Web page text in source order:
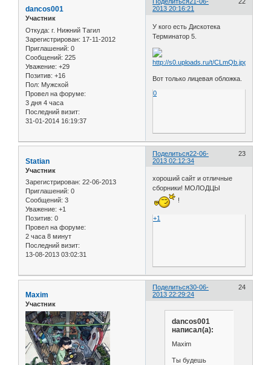
Поделиться 22
21-06-
2013 20:16:21
dancos001
Участник
Откуда: г. Нижний Тагил
Зарегистрирован: 17-11-2012
Приглашений: 0
Сообщений: 225
Уважение: +29
Позитив: +16
Пол: Мужской
Провел на форуме:
3 дня 4 часа
Последний визит:
31-01-2014 16:19:37
У кого есть Дискотека
Терминатор 5.
Вот только лицевая обложка.
0
Поделиться 23
22-06-
2013 02:12:34
Statian
Участник
Зарегистрирован: 22-06-2013
Приглашений: 0
Сообщений: 3
Уважение: +1
Позитив: 0
Провел на форуме:
2 часа 8 минут
Последний визит:
13-08-2013 03:02:31
хороший сайт и отличные
сборники! МОЛОДЦЫ
!
+1
Поделиться 24
30-06-
2013 22:29:24
Maxim
Участник
dancos001
написал(а):
Maxim
Ты будешь